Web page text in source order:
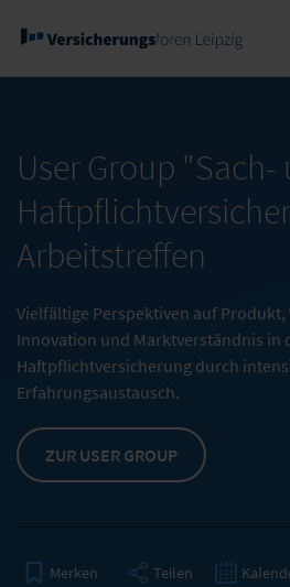
User Group "Sach-
Arbeitstreffen
Vielfältige Perspektiven auf
Innovation und Marktverständnis in
Haftpflichtversicherung durch
Erfahrungsaustausch.
ZUR USER GROUP
Merken Teilen